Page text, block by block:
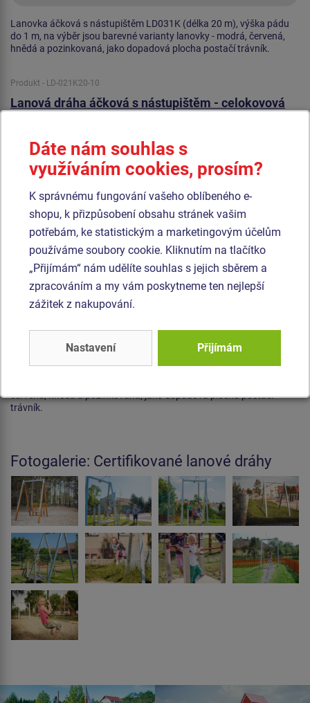
Lanovka áčková s nástupištěm LD031K (délka 20 m), výška pádu
do 1 m, na výběr jsou barevné varianty lanovky - modrá, červená,
hnědá a pozinkovaná, jako dopadová plocha postačí trávník.
Produkt - LD-021K20-10
Lanová dráha áčková s nástupištěm - celokovová
červená, hnědá a pozinkovaná, jako dopadová plocha postačí
trávník.
Fotogalerie: Certifikované lanové dráhy
Dáte nám souhlas s
využíváním cookies, prosím?
K správnému fungování vašeho oblíbeného e-
shopu, k přizpůsobení obsahu stránek vašim
potřebám, ke statistickým a marketingovým účelům
používáme soubory cookie. Kliknutím na tlačítko
„Přijímám“ nám udělíte souhlas s jejich sběrem a
zpracováním a my vám poskytneme ten nejlepší
zážitek z nakupování.
Nastavení Přijímám